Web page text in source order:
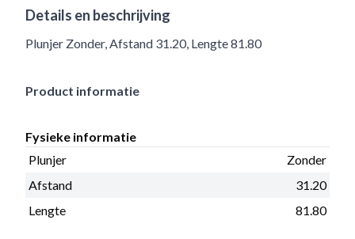
Details en beschrijving
Plunjer Zonder, Afstand 31.20, Lengte 81.80
Product informatie
Fysieke informatie
Plunjer
Zonder
Afstand
31.20
Lengte
81.80